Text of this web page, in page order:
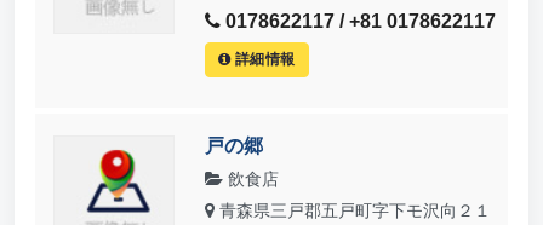
0178622117 / +81 0178622117
詳細情報
戸の郷
飲食店
青森県三戸郡五戸町字下モ沢向２１